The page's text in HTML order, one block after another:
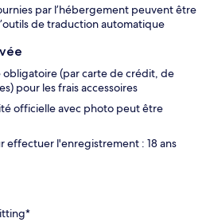
par l’hébergement peuvent être
de traduction automatique
(par carte de crédit, de
pour les frais accessoires
officielle avec photo peut être
effectuer l'enregistrement : 18 ans